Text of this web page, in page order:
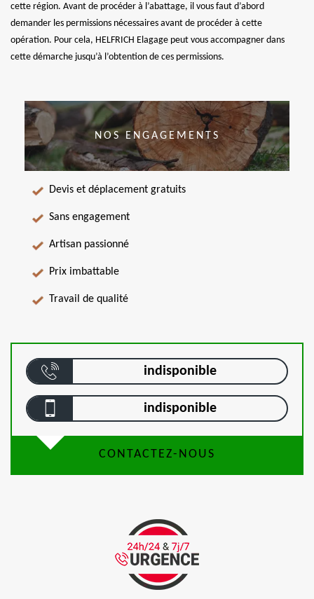
cette région. Avant de procéder à l’abattage, il vous faut d’abord
demander les permissions nécessaires avant de procéder à cette
opération. Pour cela, HELFRICH Elagage peut vous accompagner dans
cette démarche jusqu’à l’obtention de ces permissions.
NOS ENGAGEMENTS
Devis et déplacement gratuits
Sans engagement
Artisan passionné
Prix imbattable
Travail de qualité
indisponible
indisponible
CONTACTEZ-NOUS